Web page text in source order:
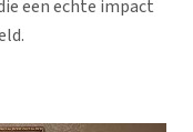
een echte impact